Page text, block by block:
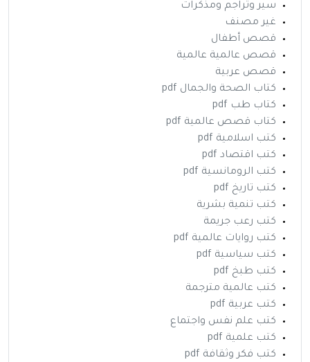
سير وتراجم ومذكرات
غير مصنف
قصص أطفال
قصص عالمية عالمية
قصص عربية
كتاب الصحة والجمال pdf
كتاب طب pdf
كتاب قصص عالمية pdf
كتب اسلامية pdf
كتب اقتصاد pdf
كتب الرومانسية pdf
كتب تاريخ pdf
كتب تنمية بشرية
كتب رعب جريمة
كتب روايات عالمية pdf
كتب سياسية pdf
كتب طبخ pdf
كتب عالمية مترجمة
كتب عربية pdf
كتب علم نفس واجتماع
كتب علمية pdf
كتب فكر وثقافة pdf